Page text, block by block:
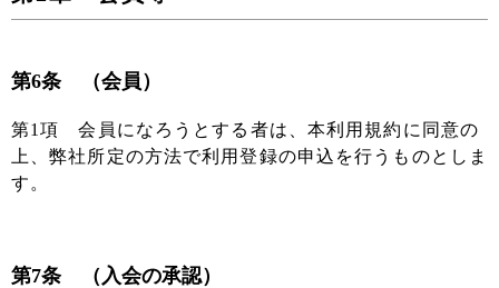
第6条 （会員）
第1項 会員になろうとする者は、本利用規約に同意の
上、弊社所定の方法で利用登録の申込を行うものとしま
す。
第7条 （入会の承認）